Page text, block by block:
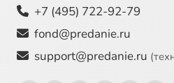
+7 (495) 722-92-79
fond@predanie.ru
support@predanie.ru